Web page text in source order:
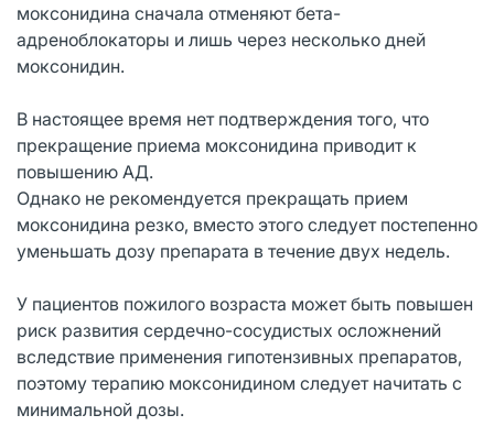
моксонидина сначала отменяют бета-
адреноблокаторы и лишь через несколько дней
моксонидин.
В настоящее время нет подтверждения того, что
прекращение приема моксонидина приводит к
повышению АД.
Однако не рекомендуется прекращать прием
моксонидина резко, вместо этого следует постепенно
уменьшать дозу препарата в течение двух недель.
У пациентов пожилого возраста может быть повышен
риск развития сердечно-сосудистых осложнений
вследствие применения гипотензивных препаратов,
поэтому терапию моксонидином следует начитать с
минимальной дозы.